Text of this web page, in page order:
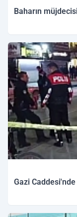
Baharın
Gazi Caddesi'nde